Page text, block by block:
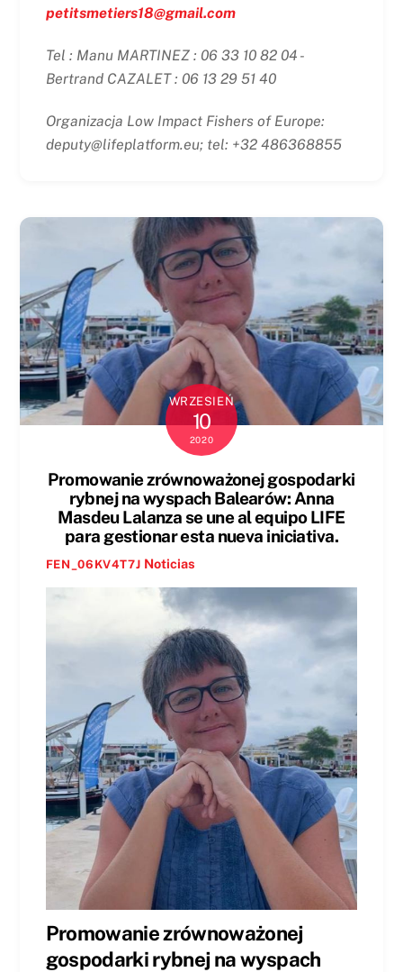
petitsmetiers18@gmail.com
Tel : Manu MARTINEZ : 06 33 10 82 04 -
Bertrand CAZALET : 06 13 29 51 40
Organizacja Low Impact Fishers of Europe:
deputy@lifeplatform.eu; tel: +32 486368855
WRZESIEŃ
10
2020
Promowanie zrównoważonej gospodarki
rybnej na wyspach Balearów: Anna
Masdeu Lalanza se une al equipo LIFE
para gestionar esta nueva iniciativa.
FEN_06KV4T7J Noticias
Promowanie zrównoważonej
gospodarki rybnej na wyspach